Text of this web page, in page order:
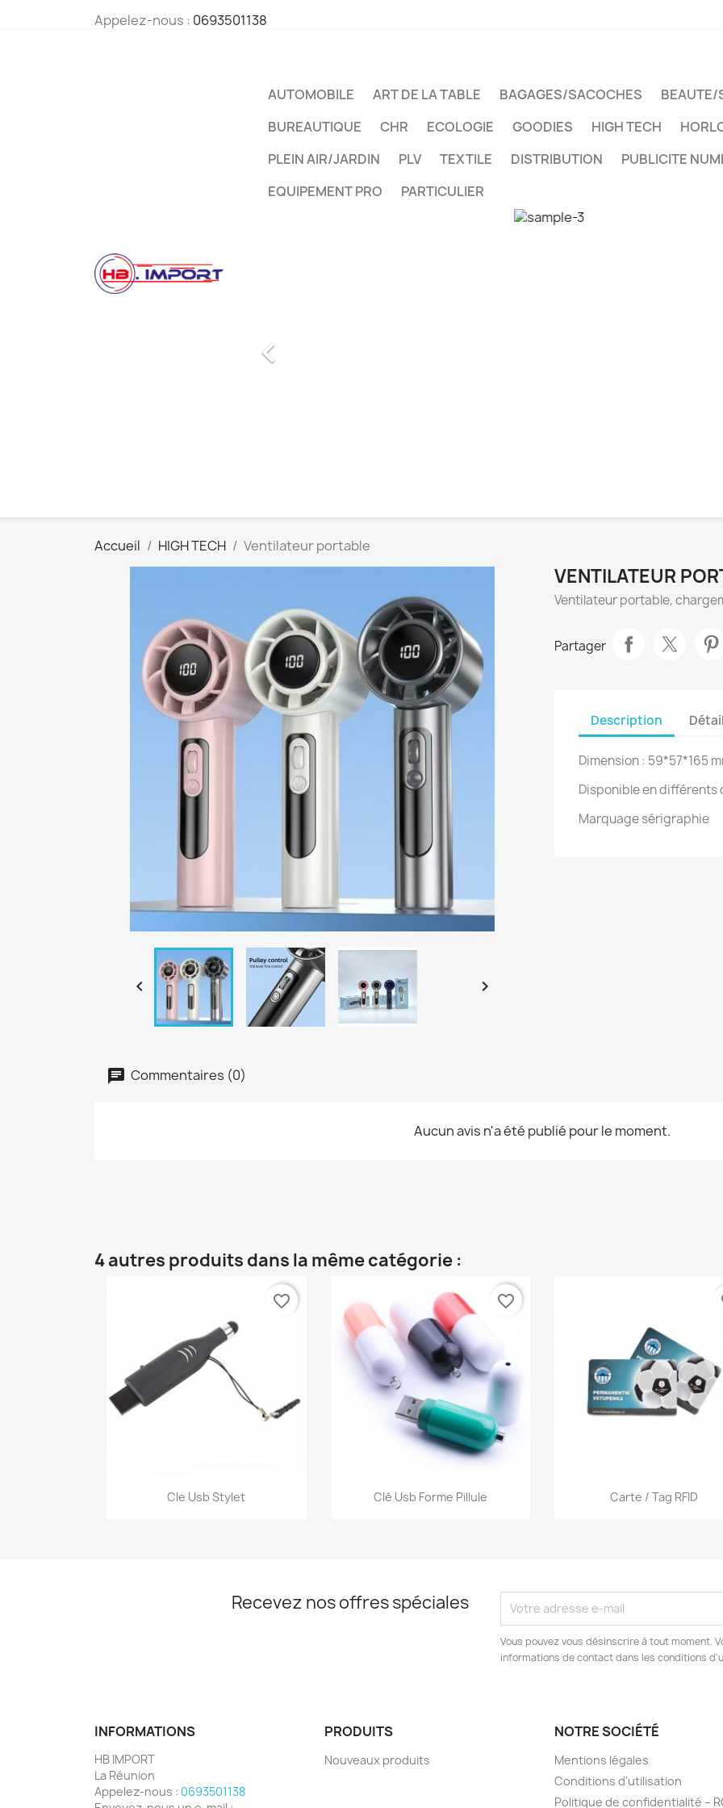
Appelez-nous : 0693501138
AUTOMOBILE ART DE LA TABLE BAGAGES/SACOCHES BEAUTE/
BUREAUTIQUE
CHR ECOLOGIE GOODIES HIGH TECH
PLEIN AIR/JARDIN
PLV TEXTILE DISTRIBUTION PUBLICITE
EQUIPEMENT PRO
PARTICULIER

Accueil HIGH TECH Ventilateur portable
 
VENTILATEUR
Ventilateur portable,
Partager
Description
Dimension : 59*57*165
Disponible en différents
Marquage sérigraphie
Commentaires (0)
Aucun avis n'a été publié pour le moment.
4 autres produits dans la même catégorie :
Aperçu rapide
Cle Usb Stylet
favorite_border
 Aperçu rapide
Clé Usb Forme Pillule
favorite_border
Aperçu rapide
Carte / Tag RFID
Recevez nos offres spéciales
Vous pouvez vous désinscrire à tout moment.
informations de contact dans les conditions
INFORMATIONS
HB IMPORT
La Réunion
Appelez-nous : 0693501138
PRODUITS
Nouveaux produits
NOTRE SOCIÉTÉ
Mentions légales
Conditions d'utilisation
Politique de confidentialité –